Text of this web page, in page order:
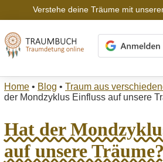
Verstehe deine Träume mit
Home • Blog • Traum aus
der Mondzyklus Einfluss auf unsere
Hat der
auf unsere Träume?